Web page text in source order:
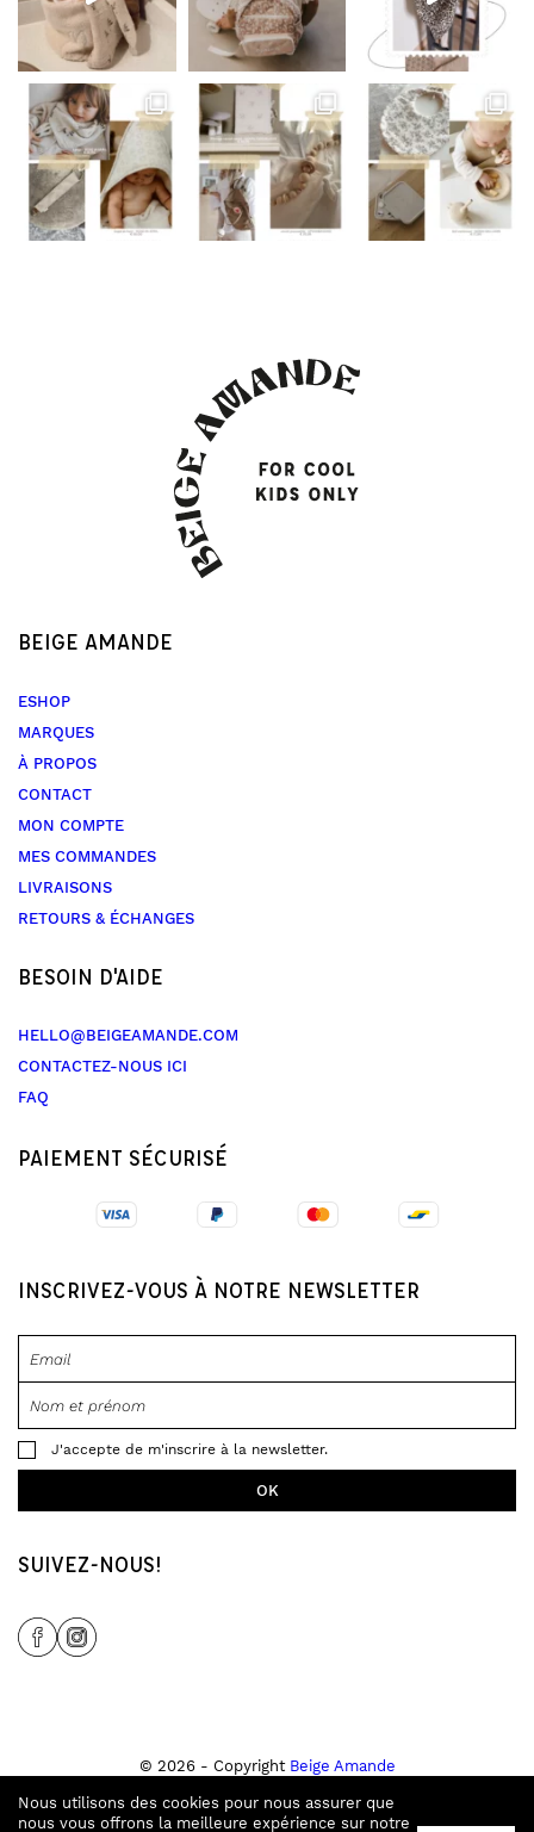
BEIGE AMANDE
ESHOP
MARQUES
À PROPOS
CONTACT
MON COMPTE
MES COMMANDES
LIVRAISONS
RETOURS & ÉCHANGES
BESOIN D'AIDE
HELLO@BEIGEAMANDE.COM
CONTACTEZ-NOUS ICI
FAQ
PAIEMENT SÉCURISÉ
INSCRIVEZ-VOUS À NOTRE NEWSLETTER
J'accepte de m'inscrire à la newsletter.
SUIVEZ-NOUS!
Share Icon
Share Icon
© 2026 - Copyright Beige Amande
Site créé parTampala Studio&Ecran Noir
Nous utilisons des cookies pour nous assurer que
nous vous offrons la meilleure expérience sur notre